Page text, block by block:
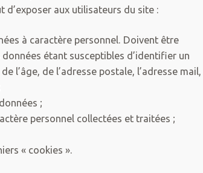
aux utilisateurs du site :
à caractère personnel. Doivent être
étant susceptibles d’identifier un
l’âge, de l’adresse postale, l’adresse mail,
;
personnel collectées et traitées ;
« cookies ».